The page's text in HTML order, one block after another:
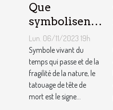
Que
symbolisent
les Tatouages
Têtes de
Mort ?
Lun. 06/11/2023 19h
Symbole vivant du
temps qui passe et de la
fragilité de la nature, le
tatouage de tête de
mort est le signe...